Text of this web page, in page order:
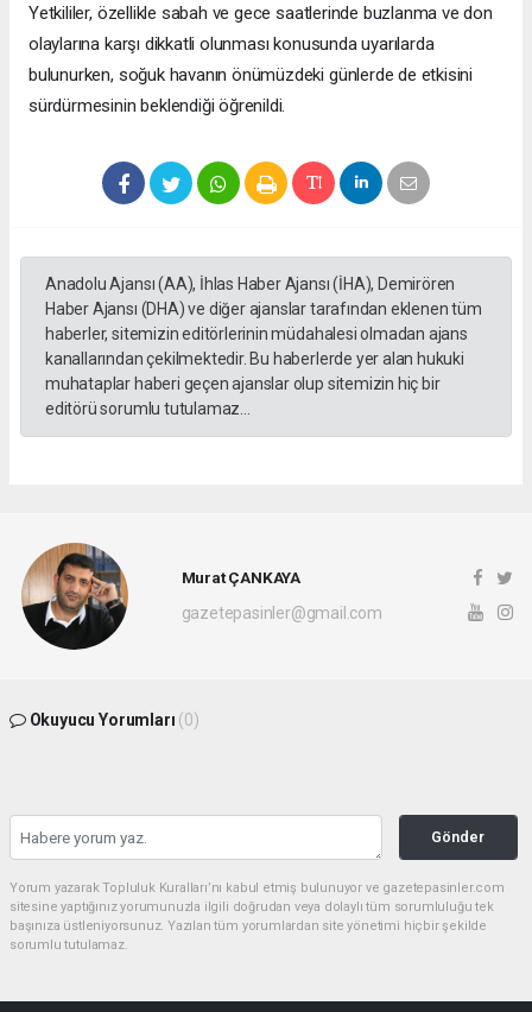
Yetkililer, özellikle sabah ve gece saatlerinde buzlanma ve don
olaylarına karşı dikkatli olunması konusunda uyarılarda
bulunurken, soğuk havanın önümüzdeki günlerde de etkisini
sürdürmesinin beklendiği öğrenildi.
Anadolu Ajansı (AA), İhlas Haber Ajansı (İHA), Demirören
Haber Ajansı (DHA) ve diğer ajanslar tarafından eklenen tüm
haberler, sitemizin editörlerinin müdahalesi olmadan ajans
kanallarından çekilmektedir. Bu haberlerde yer alan hukuki
muhataplar haberi geçen ajanslar olup sitemizin hiç bir
editörü sorumlu tutulamaz...
Murat ÇANKAYA
gazetepasinler@gmail.com
Okuyucu Yorumları (0)
Gönder
Yorum yazarak Topluluk Kuralları’nı kabul etmiş bulunuyor ve gazetepasinler.com
sitesine yaptığınız yorumunuzla ilgili doğrudan veya dolaylı tüm sorumluluğu tek
başınıza üstleniyorsunuz. Yazılan tüm yorumlardan site yönetimi hiçbir şekilde
sorumlu tutulamaz.